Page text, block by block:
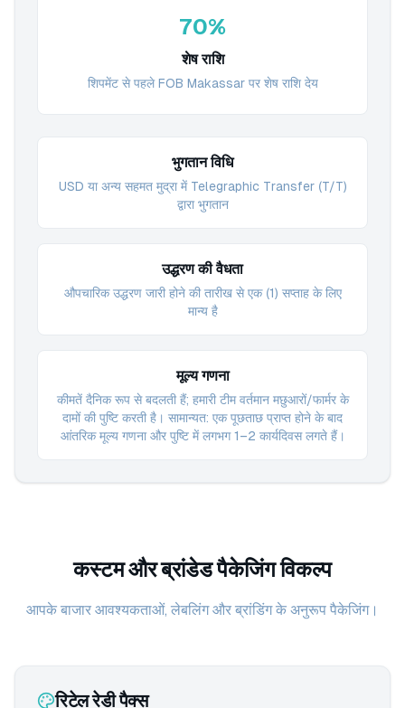
70%
शेष राशि
शिपमेंट से पहले FOB Makassar पर शेष राशि देय
भुगतान विधि
USD या अन्य सहमत मुद्रा में Telegraphic Transfer (T/T)
द्वारा भुगतान
उद्धरण की वैधता
औपचारिक उद्धरण जारी होने की तारीख से एक (1) सप्ताह के लिए
मान्य है
मूल्य गणना
कीमतें दैनिक रूप से बदलती हैं; हमारी टीम वर्तमान मछुआरों/फार्मर के
दामों की पुष्टि करती है। सामान्यत: एक पूछताछ प्राप्त होने के बाद
आंतरिक मूल्य गणना और पुष्टि में लगभग 1–2 कार्यदिवस लगते हैं।
कस्टम और ब्रांडेड पैकेजिंग विकल्प
आपके बाजार आवश्यकताओं, लेबलिंग और ब्रांडिंग के अनुरूप पैकेजिंग।
रिटेल रेडी पैक्स